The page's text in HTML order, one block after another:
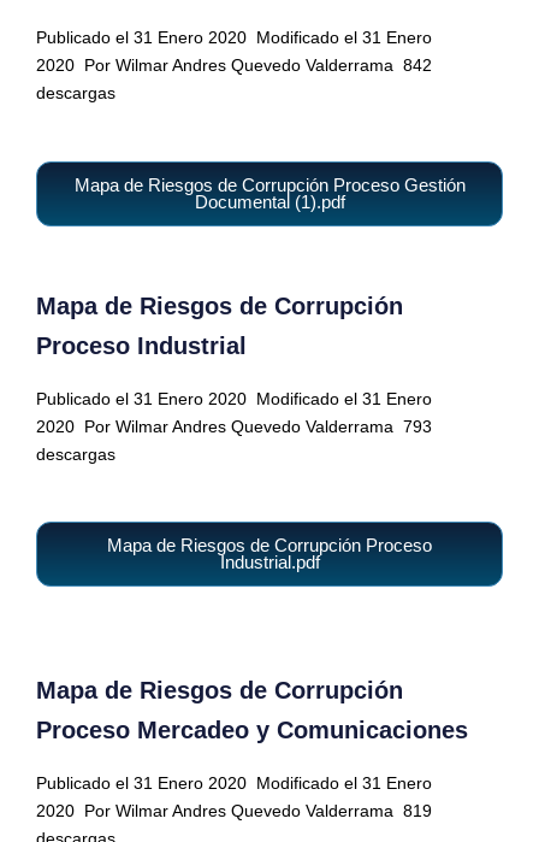
Publicado el 31 Enero 2020 Modificado el 31 Enero
2020 Por Wilmar Andres Quevedo Valderrama 842
descargas
Mapa de Riesgos de Corrupción Proceso Gestión
Documental (1).pdf
Mapa de Riesgos de Corrupción
Proceso Industrial
Publicado el 31 Enero 2020 Modificado el 31 Enero
2020 Por Wilmar Andres Quevedo Valderrama 793
descargas
Mapa de Riesgos de Corrupción Proceso
Industrial.pdf
Mapa de Riesgos de Corrupción
Proceso Mercadeo y Comunicaciones
Publicado el 31 Enero 2020 Modificado el 31 Enero
2020 Por Wilmar Andres Quevedo Valderrama 819